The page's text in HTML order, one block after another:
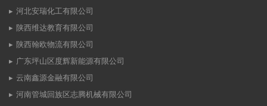
河北安瑞化工有限公司
陕西维达教育有限公司
陕西翰欧物流有限公司
广东坪山区度辉新能源有限公司
云南鑫源金融有限公司
河南管城回族区志腾机械有限公司